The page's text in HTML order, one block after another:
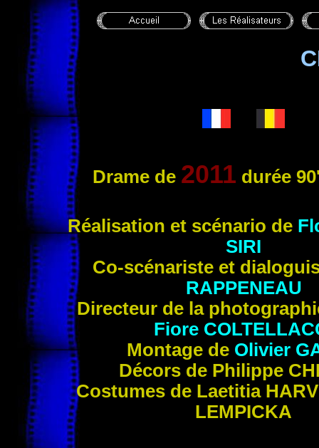
Drame de 2011 durée
Réalisation et scénario de
SIRI
Co-scénariste et
RAPPENEAU
Directeur de la
Fiore
Montage de Olivier
Décors de Philippe
Costumes de Laetitia
LEMPICKA